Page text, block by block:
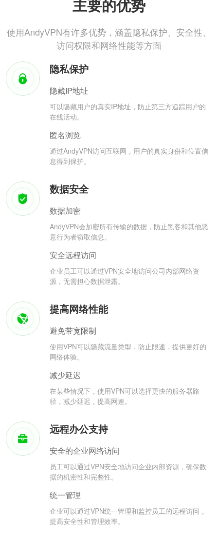
主要的优势
使用AndyVPN有许多优势，涵盖隐私保护、安全性、
访问权限和网络性能等方面
隐私保护
隐藏IP地址
可以隐藏用户的真实IP地址，防止第三方追踪用户的
在线活动。
匿名浏览
通过AndyVPN访问互联网，用户的真实身份和位置信
息得到保护。
数据安全
数据加密
AndyVPN会加密所有传输的数据，防止黑客和其他恶
意行为者窃取信息。
安全远程访问
企业员工可以通过VPN安全地访问公司内部网络资
源，无需担心数据泄露。
提高网络性能
避免带宽限制
使用VPN可以隐藏流量类型，防止限速，提供更好的
网络体验。
减少延迟
在某些情况下，使用VPN可以选择更快的服务器路
径，减少延迟，提高网速。
远程办公支持
安全的企业网络访问
员工可以通过VPN安全地访问企业内部资源，确保数
据的机密性和完整性。
统一管理
企业可以通过VPN统一管理和监控员工的远程访问，
提高安全性和管理效率。